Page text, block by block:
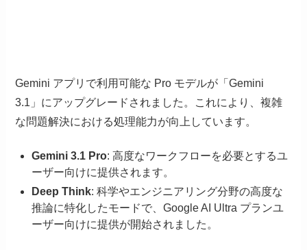
Gemini アプリで利用可能な Pro モデルが「Gemini
3.1」にアップグレードされました。これにより、複雑
な問題解決における処理能力が向上しています。
Gemini 3.1 Pro: 高度なワークフローを必要とするユ
ーザー向けに提供されます。
Deep Think: 科学やエンジニアリング分野の高度な
推論に特化したモードで、Google AI Ultra プランユ
ーザー向けに提供が開始されました。